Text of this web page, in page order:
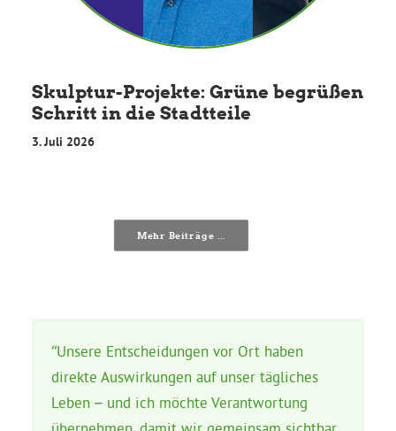
Skulptur-Projekte: Grüne begrüßen
Schritt in die Stadtteile
3. Juli 2026
Mehr Beiträge ...
“Unsere Entscheidungen vor Ort haben
direkte Auswirkungen auf unser tägliches
Leben – und ich möchte Verantwortung